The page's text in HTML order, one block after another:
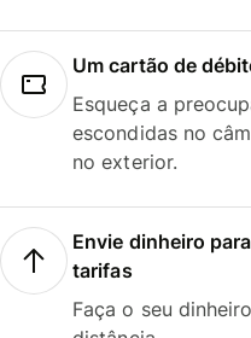
Um cartão de
Esqueça a
escondidas no
no exterior.
Envie dinheiro
tarifas
Faça o seu